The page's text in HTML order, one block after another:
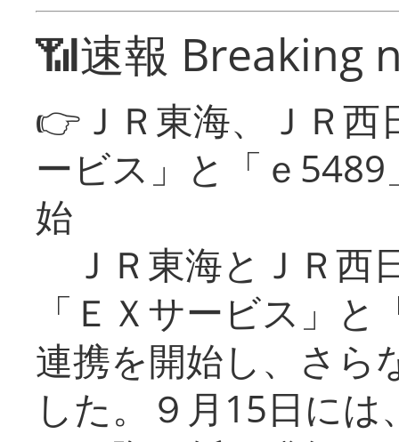
📶速報 Breaking
👉ＪＲ東海、ＪＲ
ービス」と「ｅ
始
ＪＲ東海とＪＲ西
「ＥＸサービス」
連携を開始し、さら
した。９月15日に